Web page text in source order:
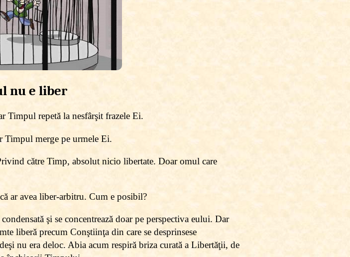
nu e liber
Timpul repetă la nesfârşit frazele Ei.
Timpul merge pe urmele Ei.
către Timp, absolut nicio libertate. Doar omul care
ar avea liber-arbitru. Cum e posibil?
şi se concentrează doar pe perspectiva eului. Dar
liberă precum Conştiinţa din care se desprinsese
nu era deloc. Abia acum respiră briza curată a Libertăţii, de